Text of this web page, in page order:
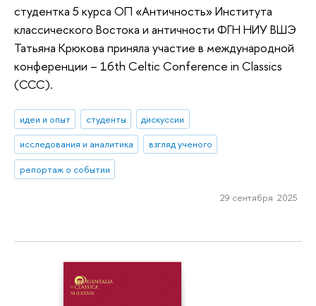
студентка 5 курса ОП «Античность» Института
классического Востока и античности ФГН НИУ ВШЭ
Татьяна Крюкова приняла участие в международной
конференции – 16th Celtic Conference in Classics
(CCC).
идеи и опыт студенты
дискуссии
исследования и аналитика
взгляд ученого
репортаж о событии
29 сентября 2025